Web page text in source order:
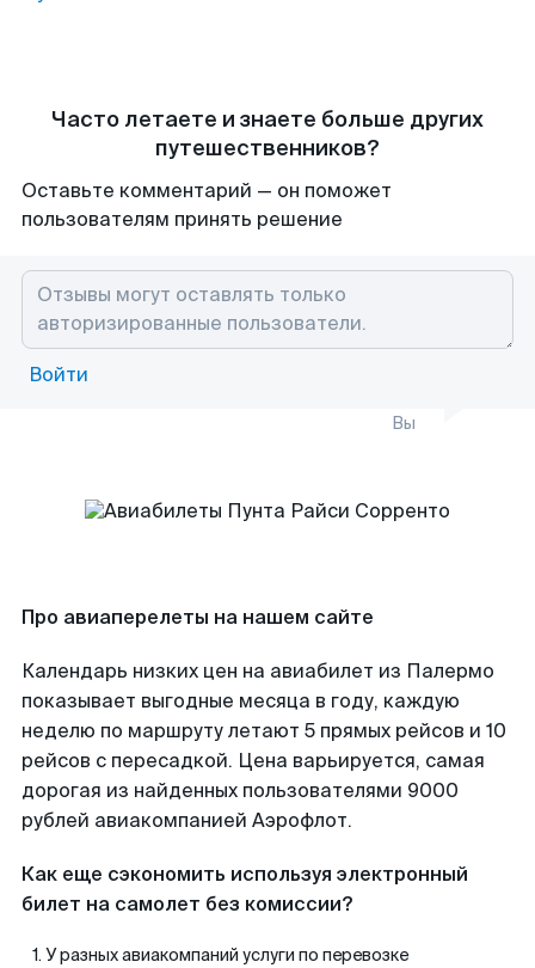
Часто летаете и знаете больше других
путешественников?
Оставьте комментарий — он поможет
пользователям принять решение
Войти
Вы
Про авиаперелеты на нашем сайте
Календарь низких цен на авиабилет из Палермо
показывает выгодные месяца в году, каждую
неделю по маршруту летают 5 прямых рейсов и 10
рейсов с пересадкой. Цена варьируется, самая
дорогая из найденных пользователями 9000
рублей авиакомпанией Аэрофлот.
Как еще сэкономить используя электронный
билет на самолет без комиссии?
У разных авиакомпаний услуги по перевозке